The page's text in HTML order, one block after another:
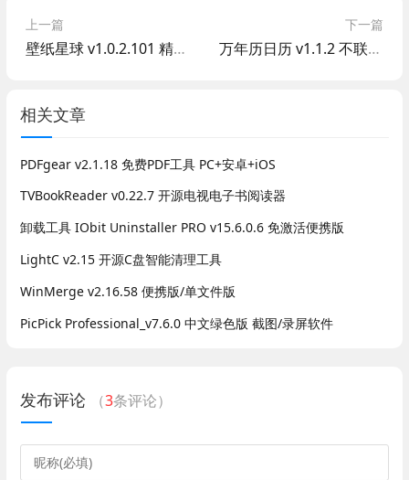
上一篇
壁纸星球 v1.0.2.101 精美壁纸 支持AI绘画 解锁版
下一篇
万年历日历 v1.1.2 不联网 无广告
相关文章
PDFgear v2.1.18 免费PDF工具 PC+安卓+iOS
TVBookReader v0.22.7 开源电视电子书阅读器
卸载工具 IObit Uninstaller PRO v15.6.0.6 免激活便携版
LightC v2.15 开源C盘智能清理工具
WinMerge v2.16.58 便携版/单文件版
PicPick Professional_v7.6.0 中文绿色版 截图/录屏软件
发布评论 （3条评论）